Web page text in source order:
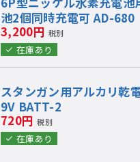
池2個同時充電可 AD-680
3,200円 税別
在庫あり
スタンガン用アルカリ乾
9V BATT-2
720円 税別
在庫あり